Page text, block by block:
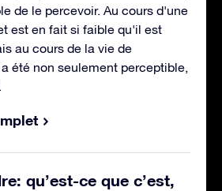
de le percevoir. Au cours d'une
est en fait si faible qu'il est
au cours de la vie de
été non seulement perceptible,
qu’est-ce que c’est,